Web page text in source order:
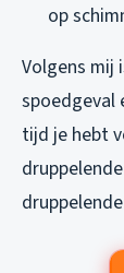
op
Volgens mij
spoedgeval
tijd je hebt